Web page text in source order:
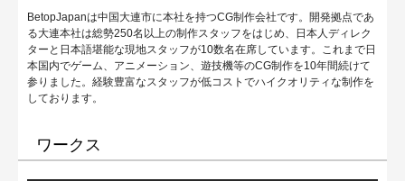
BetopJapanは中国大連市に本社を持つCG制作会社です。開発拠点であ
る大連本社は総勢250名以上の制作スタッフをはじめ、日本人ディレク
ターと日本語堪能な現地スタッフが10数名在席しています。これまで日
本国内でゲーム、アニメーション、遊技機等のCG制作を10年間続けて
参りました。経験豊富なスタッフが低コストでハイクオリティな制作を
しております。
ワークス